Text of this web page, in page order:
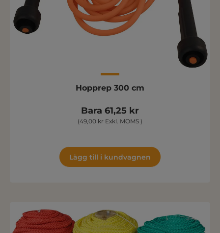
Hopprep 300 cm
Bara 61,25 kr
(49,00 kr Exkl. MOMS )
Lägg till i kundvagnen